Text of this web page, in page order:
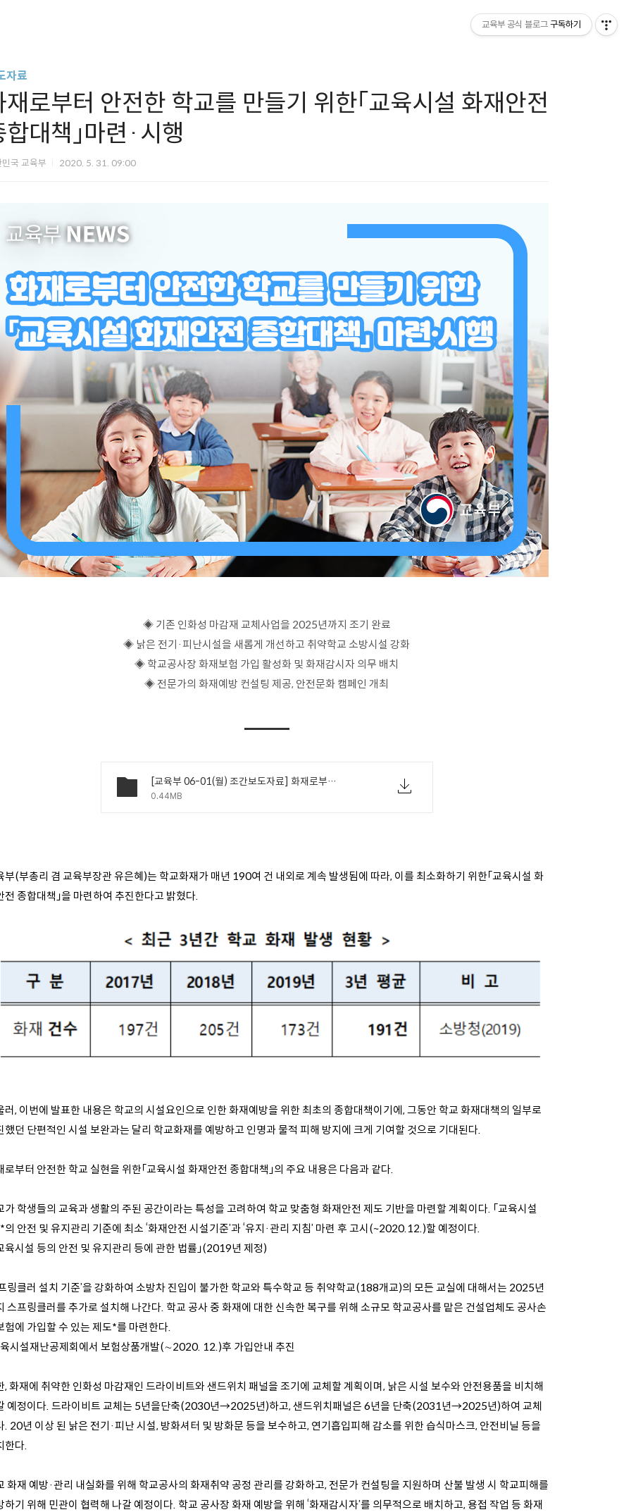
자료
재로부터 안전한 학교를 만들기 위한「교육시설 화재안전
대책」마련·시행
국 교육부 2020. 5. 31. 09:00
◈ 기존 인화성 마감재 교체사업을 2025년까지 조기 완료
◈ 낡은 전기 ·피난시설을 새롭게 개선하고 취약학교 소방시설 강화
◈ 학교공사장 화재보험 가입 활성화 및 화재감시자 의무 배치
◈ 전문가의 화재예방 컨설팅 제공, 안전문화 캠페인 개최
[교육부 06-01(월) 조간보도자료] 화재로부터 안전한 학교를 만들기 위한 교육시설 화재안전 종합대책 마련 시행.pdf
0.44MB
부(부총리 겸 교육부장관 유은혜)는 학교화재가 매년 190여 건 내외로 계속 발생됨에 따라, 이를 최소화하기 위한「교육시설 화
전 종합대책」을 마련하여 추진한다고 밝혔다.
러, 이번에 발표한 내용은 학교의 시설요인으로 인한 화재예방을 위한 최초의 종합대책이기에, 그동안 학교 화재대책의 일부로
했던 단편적인 시설 보완과는 달리 학교화재를 예방하고 인명과 물적 피해 방지에 크게 기여할 것으로 기대된다.
로부터 안전한 학교 실현을 위한「교육시설 화재안전 종합대책」의 주요 내용은 다음과 같다.
가 학생들의 교육과 생활의 주된 공간이라는 특성을 고려하여 학교 맞춤형 화재안전 제도 기반을 마련할 계획이다. 「교육시설
*의 안전 및 유지관리 기준에 최소 ‘화재안전 시설기준’과 ‘유지·관리 지침’ 마련 후 고시(~2020.12.)할 예정이다.
육시설 등의 안전 및 유지관리 등에 관한 법률」(2019년 제정)
링클러 설치 기준’을 강화하여 소방차 진입이 불가한 학교와 특수학교 등 취약학교(188개교)의 모든 교실에 대해서는 2025년
스프링클러를 추가로 설치해 나간다. 학교 공사 중 화재에 대한 신속한 복구를 위해 소규모 학교공사를 맡은 건설업체도 공사손
험에 가입할 수 있는 제도*를 마련한다.
시설재난공제회에서 보험상품개발(∼2020. 12.)후 가입안내 추진
, 화재에 취약한 인화성 마감재인 드라이비트와 샌드위치 패널을 조기에 교체할 계획이며, 낡은 시설 보수와 안전용품을 비치해
예정이다. 드라이비트 교체는 5년을단축(2030년→2025년)하고, 샌드위치패널은 6년을 단축(2031년→2025년)하여 교체
. 20년 이상 된 낡은 전기·피난 시설, 방화셔터 및 방화문 등을 보수하고, 연기흡입피해 감소를 위한 습식마스크, 안전비닐 등을
한다.
화재 예방·관리 내실화를 위해 학교공사의 화재취약 공정 관리를 강화하고, 전문가 컨설팅을 지원하며 산불 발생 시 학교피해를
하기 위해 민관이 협력해 나갈 예정이다. 학교 공사장 화재 예방을 위해 ‘화재감시자’를 의무적으로 배치하고, 용접 작업 등 화재
교육부 공식 블로그 구독하기